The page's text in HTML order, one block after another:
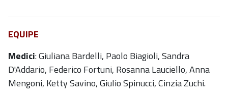
EQUIPE
Medici: Giuliana Bardelli, Paolo Biagioli, Sandra
D'Addario, Federico Fortuni, Rosanna Lauciello, Anna
Mengoni, Ketty Savino, Giulio Spinucci, Cinzia Zuchi.